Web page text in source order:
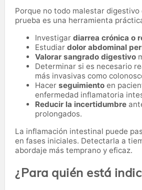
Porque no todo malestar digestivo
prueba es una herramienta
Investigar diarrea crónica o
Estudiar dolor abdominal
Valorar sangrado digestivo
Determinar si es necesario
más invasivas como
Hacer seguimiento en
enfermedad inflamatoria
Reducir la incertidumbre
prolongados.
La inflamación intestinal puede
en fases iniciales. Detectarla a
abordaje más temprano y eficaz.
¿Para quién está